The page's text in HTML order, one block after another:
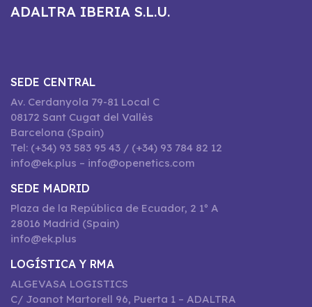
ADALTRA IBERIA S.L.U.
SEDE CENTRAL
Av. Cerdanyola 79-81 Local C
08172 Sant Cugat del Vallès
Barcelona (Spain)
Tel: (+34) 93 583 95 43 / (+34) 93 784 82 12
info@ek.plus – info@openetics.com
SEDE MADRID
Plaza de la República de Ecuador, 2 1º A
28016 Madrid (Spain)
info@ek.plus
LOGÍSTICA Y RMA
ALGEVASA LOGISTICS
C/ Joanot Martorell 96, Puerta 1 – ADALTRA